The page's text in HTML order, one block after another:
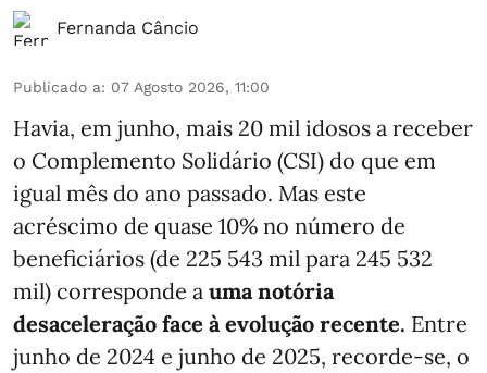
Fernanda Câncio
Publicado a: 07 Agosto 2026, 11:00
Havia, em junho, mais 20 mil idosos a receber
o Complemento Solidário (CSI) do que em
igual mês do ano passado. Mas este
acréscimo de quase 10% no número de
beneficiários (de 225 543 mil para 245 532
mil) corresponde a uma notória
desaceleração face à evolução recente. Entre
junho de 2024 e junho de 2025, recorde-se, o